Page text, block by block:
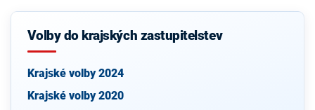
Volby do krajských zastupitelstev
Krajské volby 2024
Krajské volby 2020